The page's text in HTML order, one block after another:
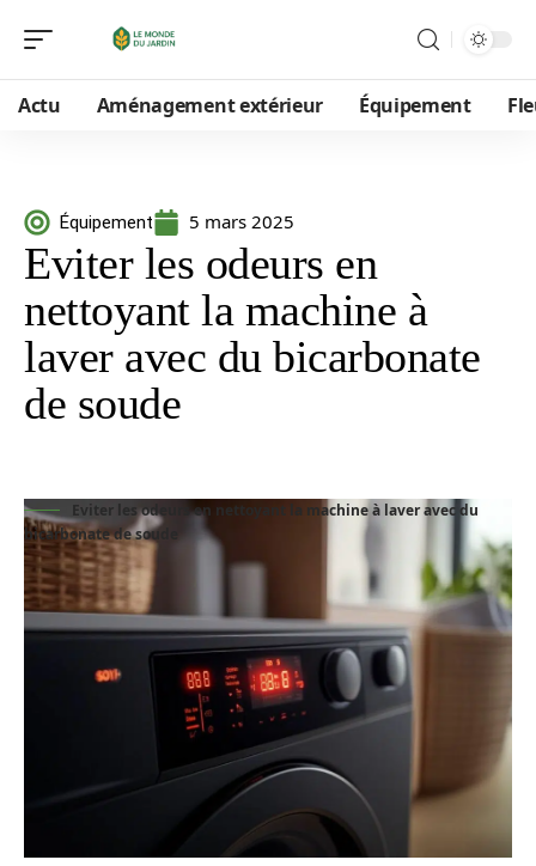
Actu Aménagement extérieur Équipement
Équipement 5 mars 2025
Eviter les odeurs en
nettoyant la machine à
laver avec du bicarbonate
de soude
Eviter les odeurs en nettoyant la machine à laver avec du
bicarbonate de soude